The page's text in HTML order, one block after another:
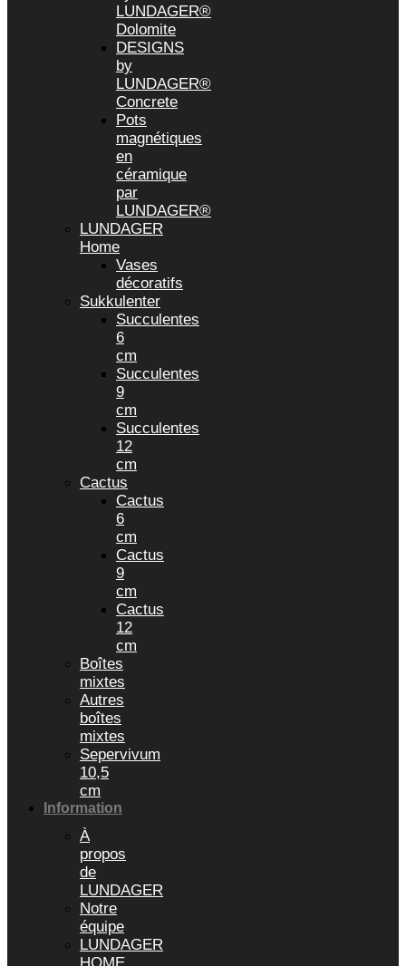
LUNDAGER®
Dolomite
DESIGNS
by
LUNDAGER®
Concrete
Pots
magnétiques
en
céramique
par
LUNDAGER®
LUNDAGER
Home
Vases
décoratifs
Sukkulenter
Succulentes
6
cm
Succulentes
9
cm
Succulentes
12
cm
Cactus
Cactus
6
cm
Cactus
9
cm
Cactus
12
cm
Boîtes
mixtes
Autres
boîtes
mixtes
Sepervivum
10,5
cm
Information
À
propos
de
LUNDAGER
Notre
équipe
LUNDAGER